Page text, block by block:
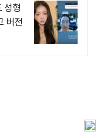
성형
버전